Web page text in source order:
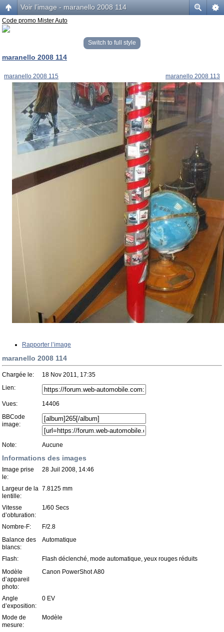
Voir l’image - maranello 2008 114
Code promo Mister Auto
Switch to full style
maranello 2008 114
maranello 2008 115 maranello 2008 113
Rapporter l’image
maranello 2008 114
Chargée le:
18 Nov 2011, 17:35
Lien:
Vues:
14406
BBCode
image:
Note: Aucune
Informations des images
Image prise
le:
28 Juil 2008, 14:46
Largeur de la
lentille:
7.8125 mm
Vitesse
d’obturation:
1/60 Secs
Nombre-F:
F/2.8
Balance des
blancs:
Automatique
Flash:
Flash déclenché, mode automatique, yeux rouges réduits
Modèle
d’appareil
photo:
Canon PowerShot A80
Angle
d’exposition:
0 EV
Mode de
mesure:
Modèle